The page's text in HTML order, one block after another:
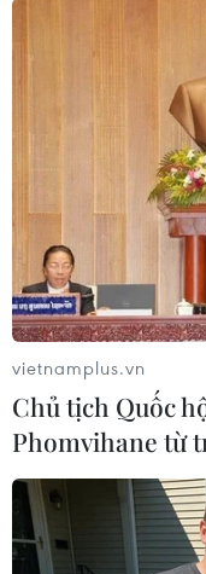
#RCEP #COVID-19
#thị trường mở
Theo dõi
TIN LIÊN
vietnamplus.vn
Chủ tịch Quốc
Phomvihane từ